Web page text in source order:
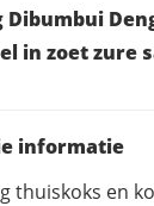
Dibumbui
in zoet zure
informatie
thuiskoks en